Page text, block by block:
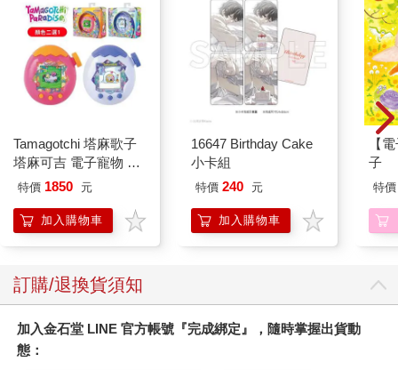
「『久遠永遠是凶手』這件事有很大的矛盾！殺人是『犯罪遊
戲』的禁止事項，一旦觸犯就會出局，玩家沒有理由在遊戲中蓄
意殺人。永遠既然知道索拉拉吃了會死，不可能拿含有花生的巧
克力給她吃！」
陪審員低聲說著「有道理」。
琵絲，做得好！瑪娜和艾莉娜應該沒有買「不採用卡片」，無法
「請大家千萬別把清白的人關進監獄造成冤案，請三思！」
陪審員直到剛才都還十分氣憤，但他們看到琵絲低頭鞠躬後，彷
彿決定再斟酌看看。
「嘿嘿！因為『罪疑唯輕』嘛！」
我和回到座位的琵絲互碰拳頭。
「我方要提出久遠永遠和被害人獨處的證據照片。」艾莉娜手上
拿著第三張卡片。
螢幕即時秀出我和索拉拉進入哺乳室的照片。
「這是她們兩人進入哺乳室的證據照片。」
好卑鄙！我和索拉拉身後明明還跟著琵絲，但拍到琵絲的部分被
Tamagotchi 塔麻歌子
塔麻可吉 電子寵物 樂
園系列（熱帶橙果／極
特價 1850 元
加入購物車
16647 Birthday Cake
小卡組
特價 240 元
加入購物車
【
子
特價
訂購/退換貨須知
加入金石堂 LINE 官方帳號『完成綁定』，隨時掌握出貨動
態：